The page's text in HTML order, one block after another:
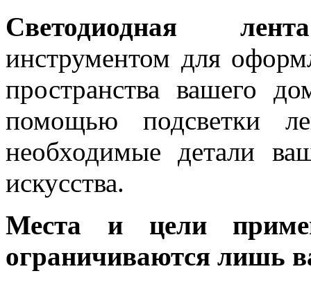
Светодиодная лента
инструментом для
пространства вашего
помощью подсветки
необходимые детали
искусства.
Места и цели
ограничиваются лишь